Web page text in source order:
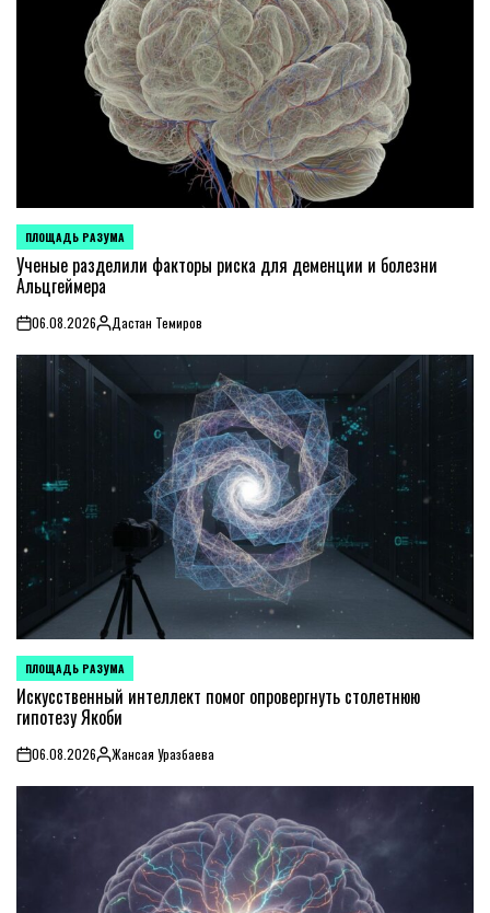
POSTED
IN
ПЛОЩАДЬ РАЗУМА
Ученые разделили факторы риска для деменции и болезни
Альцгеймера
on06.08.2026Posted
by
Дастан Темиров
POSTED
IN
ПЛОЩАДЬ РАЗУМА
Искусственный интеллект помог опровергнуть столетнюю
гипотезу Якоби
on06.08.2026Posted
by
Жансая Уразбаева